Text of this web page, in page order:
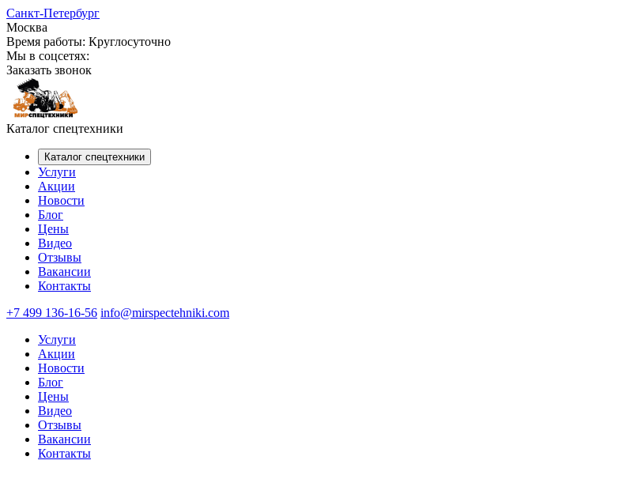
Санкт-Петербург
Москва
Время работы: Круглосуточно
Мы в соцсетях:
Заказать звонок
Каталог спецтехники
Каталог спецтехники
Услуги
Акции
Новости
Блог
Цены
Видео
Отзывы
Вакансии
Контакты
+7 499 136-16-56 info@mirspectehniki.com
Услуги
Акции
Новости
Блог
Цены
Видео
Отзывы
Вакансии
Контакты